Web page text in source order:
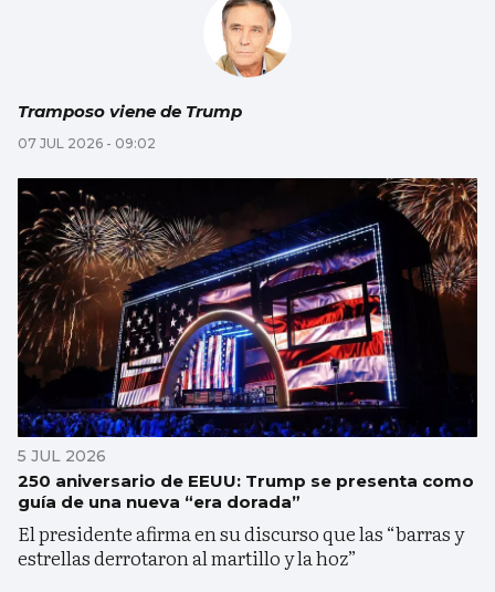
Tramposo viene de Trump
07 JUL 2026 - 09:02
5 JUL 2026
250 aniversario de EEUU: Trump se presenta como
guía de una nueva “era dorada”
El presidente afirma en su discurso que las “barras y
estrellas derrotaron al martillo y la hoz”